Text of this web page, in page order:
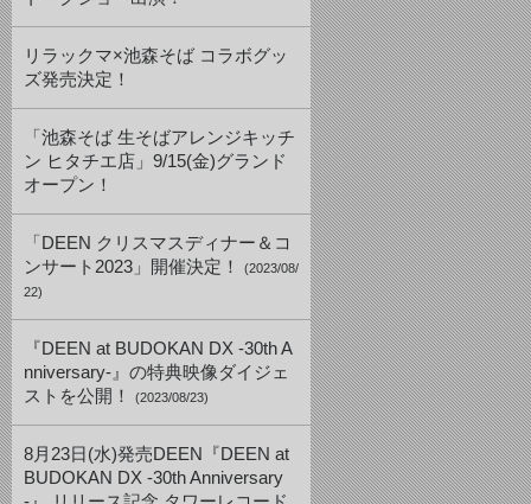
リラックマ×池森そば コラボグッ
ズ発売決定！
「池森そば 生そばアレンジキッチ
ン ヒタチエ店」9/15(金)グランド
オープン！
「DEEN クリスマスディナー＆コ
ンサート2023」開催決定！
(2023/08/
22)
『DEEN at BUDOKAN DX -30th A
nniversary-』の特典映像ダイジェ
ストを公開！
(2023/08/23)
8月23日(水)発売DEEN『DEEN at
BUDOKAN DX -30th Anniversary